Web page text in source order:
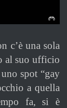
c’è una sola
al suo ufficio
spot “gay
a quella
fa, si è